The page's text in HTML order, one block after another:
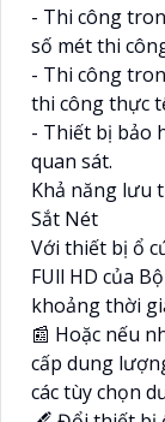
- Thi công
số mét thi
- Thi công
thi công thực
- Thiết bị bảo
quan sát.
Khả năng lưu
Sắt Nét
Với thiết bị ổ
FUll HD của
khoảng thời
📰 Hoặc nếu
cấp dung
các tùy chọn